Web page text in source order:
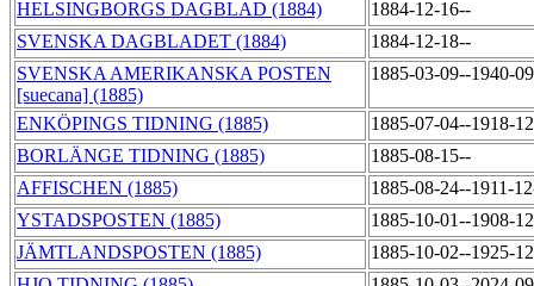
HELSINGBORGS DAGBLAD (1884)
1884-12-16--
SVENSKA DAGBLADET (1884)
1884-12-18--
SVENSKA AMERIKANSKA POSTEN
[suecana] (1885)
1885-03-09--1940-
ENKÖPINGS TIDNING (1885)
1885-07-04--1918-
BORLÄNGE TIDNING (1885)
1885-08-15--
AFFISCHEN (1885)
1885-08-24--1911-
YSTADSPOSTEN (1885)
1885-10-01--1908-
JÄMTLANDSPOSTEN (1885)
1885-10-02--1925-